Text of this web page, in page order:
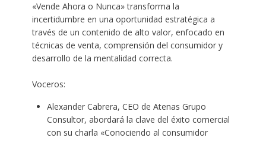
«Vende Ahora o Nunca» transforma la
incertidumbre en una oportunidad estratégica a
través de un contenido de alto valor, enfocado en
técnicas de venta, comprensión del consumidor y
desarrollo de la mentalidad correcta.
Voceros:
Alexander Cabrera, CEO de Atenas Grupo
Consultor, abordará la clave del éxito comercial
con su charla «Conociendo al consumidor